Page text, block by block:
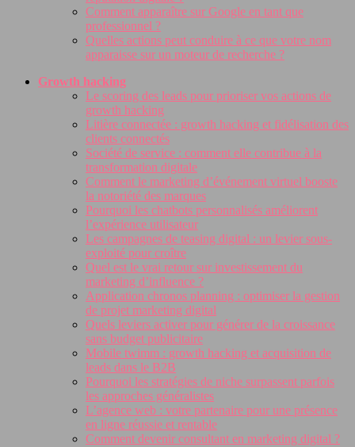
Comment apparaître sur Google en tant que
professionnel ?
Quelles actions peut conduire à ce que votre nom
apparaisse sur un moteur de recherche ?
Growth hacking
Le scoring des leads pour prioriser vos actions de
growth hacking
Litière connectée : growth hacking et fidélisation des
clients connectés
Société de service : comment elle contribue à la
transformation digitale
Comment le marketing d’événement virtuel booste
la notoriété des marques
Pourquoi les chatbots personnalisés améliorent
l’expérience utilisateur
Les campagnes de teasing digital : un levier sous-
exploité pour croître
Quel est le vrai retour sur investissement du
marketing d’influence ?
Application chronos planning : optimiser la gestion
de projet marketing digital
Quels leviers activer pour générer de la croissance
sans budget publicitaire
Mobile twimm : growth hacking et acquisition de
leads dans le B2B
Pourquoi les stratégies de niche surpassent parfois
les approches généralistes
L’agence web : votre partenaire pour une présence
en ligne réussie et rentable
Comment devenir consultant en marketing digital ?